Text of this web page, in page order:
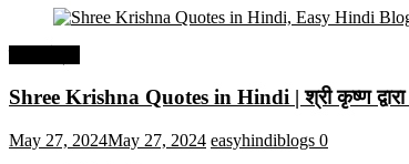
Shree Krishna Quotes in Hindi | श्री कृष्ण
May 27, 2024May 27, 2024 easyhindiblogs 0